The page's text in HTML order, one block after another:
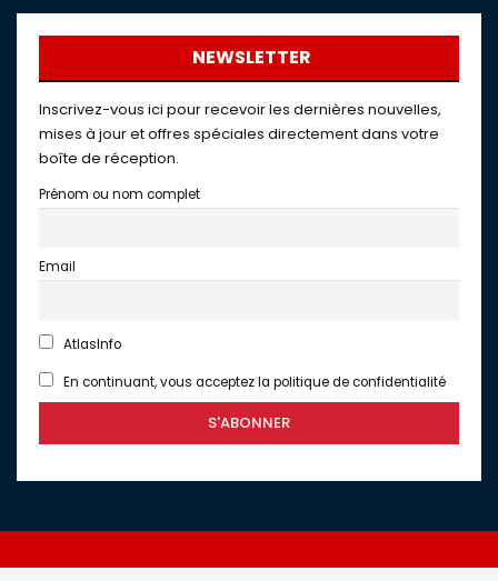
NEWSLETTER
Inscrivez-vous ici pour recevoir les dernières nouvelles,
mises à jour et offres spéciales directement dans votre
boîte de réception.
Prénom ou nom complet
Email
AtlasInfo
En continuant, vous acceptez la politique de confidentialité